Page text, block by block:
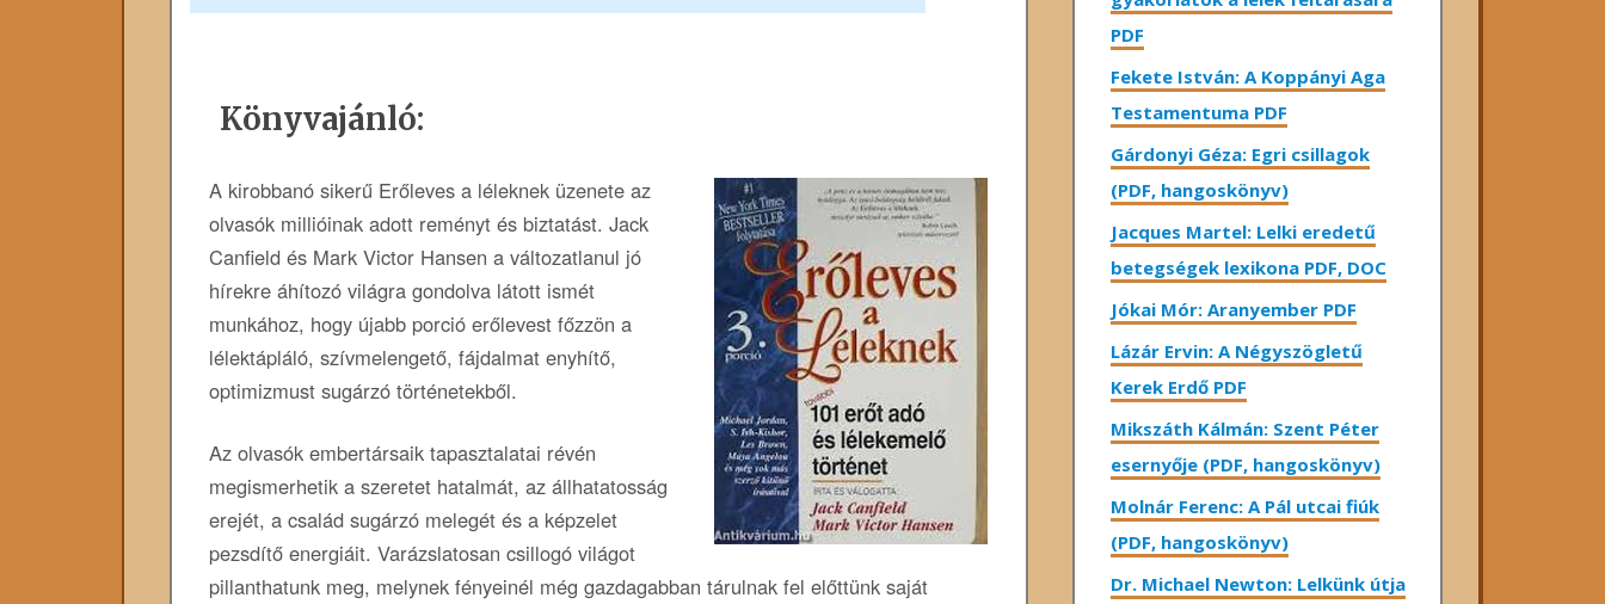
Könyvajánló:
A kirobbanó sikerű Erőleves a léleknek üzenete az
olvasók millióinak adott reményt és biztatást. Jack
Canfield és Mark Victor Hansen a változatlanul jó
hírekre áhítozó világra gondolva látott ismét
munkához, hogy újabb porció erőlevest főzzön a
lélektápláló, szívmelengető, fájdalmat enyhítő,
optimizmust sugárzó történetekből.
Az olvasók embertársaik tapasztalatai révén
megismerhetik a szeretet hatalmát, az állhatatosság
erejét, a család sugárzó melegét és a képzelet
pezsdítő energiáit. Varázslatosan csillogó világot
pillanthatunk meg, melynek fényeinél még gazdagabban tárulnak fel előttünk saját
PDF
Fekete István: A Koppányi Aga
Testamentuma PDF
Gárdonyi Géza: Egri csillagok
(PDF, hangoskönyv)
Jacques Martel: Lelki eredetű
betegségek lexikona PDF, DOC
Jókai Mór: Aranyember PDF
Lázár Ervin: A Négyszögletű
Kerek Erdő PDF
Mikszáth Kálmán: Szent Péter
esernyője (PDF, hangoskönyv)
Molnár Ferenc: A Pál utcai fiúk
(PDF, hangoskönyv)
Dr. Michael Newton: Lelkünk útja